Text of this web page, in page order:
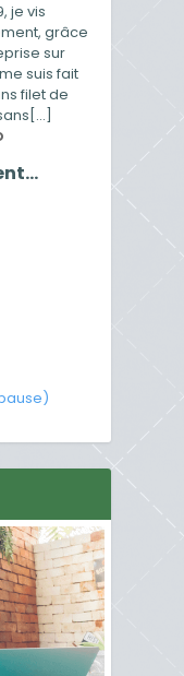
je vis
grâce
sur
suis fait
filet de